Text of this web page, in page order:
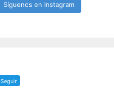
Síguenos en Instagram
Seguir